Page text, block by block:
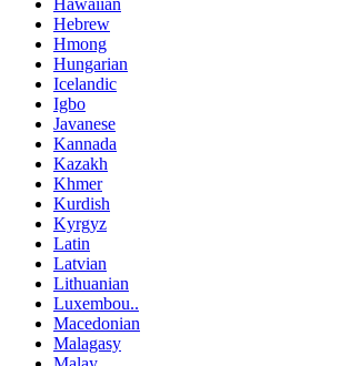
Hebrew
Hmong
Hungarian
Icelandic
Igbo
Javanese
Kannada
Kazakh
Khmer
Kurdish
Kyrgyz
Latin
Latvian
Lithuanian
Luxembou..
Macedonian
Malagasy